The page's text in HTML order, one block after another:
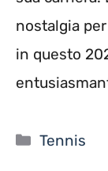
nostalgia
in questo
Categorie
Tennis